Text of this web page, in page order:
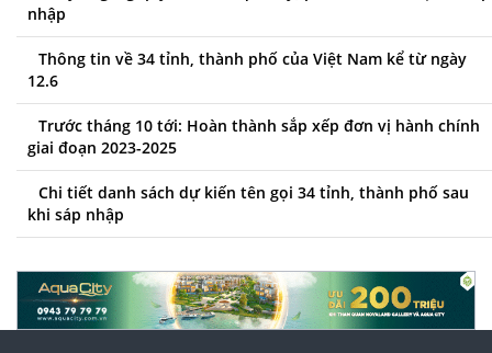
nhập
Thông tin về 34 tỉnh, thành phố của Việt Nam kể từ ngày
12.6
Trước tháng 10 tới: Hoàn thành sắp xếp đơn vị hành chính
giai đoạn 2023-2025
Chi tiết danh sách dự kiến tên gọi 34 tỉnh, thành phố sau
khi sáp nhập